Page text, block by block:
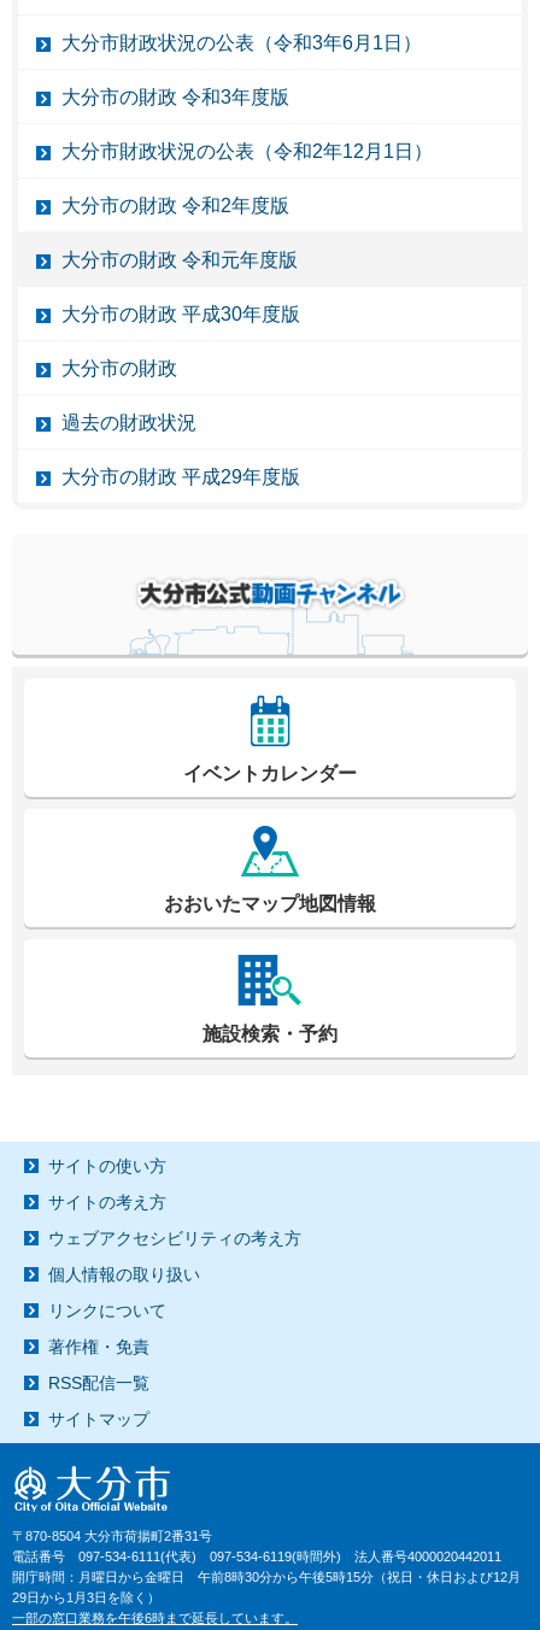
大分市財政状況の公表（令和3年6月1日）
大分市の財政 令和3年度版
大分市財政状況の公表（令和2年12月1日）
大分市の財政 令和2年度版
大分市の財政 令和元年度版
大分市の財政 平成30年度版
大分市の財政
過去の財政状況
大分市の財政 平成29年度版
イベントカレンダー
おおいたマップ地図情報
施設検索・予約
サイトの使い方
サイトの考え方
ウェブアクセシビリティの考え方
個人情報の取り扱い
リンクについて
著作権・免責
RSS配信一覧
サイトマップ
〒870-8504 大分市荷揚町2番31号
電話番号 097-534-6111(代表) 097-534-6119(時間外) 法人番号4000020442011
開庁時間：月曜日から金曜日 午前8時30分から午後5時15分（祝日・休日および12月
29日から1月3日を除く）
一部の窓口業務を午後6時まで延長しています。